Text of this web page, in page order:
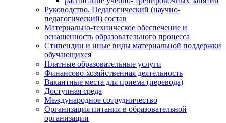
Руководство. Педагогический (научно-
педагогический) состав
Материально-техническое обеспечение и
оснащенность образовательного процесса
Стипендии и иные виды материальной поддержки
обучающихся
Платные образовательные услуги
Финансово-хозяйственная деятельность
Вакантные места для приема (перевода)
Доступная среда
Международное сотрудничество
Организация питания в образовательной
организации